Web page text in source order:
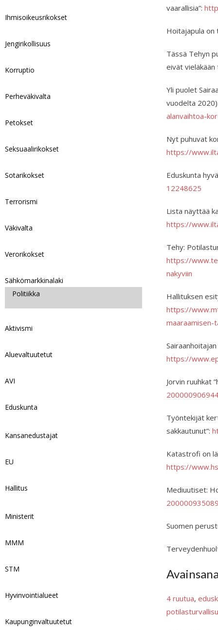
vaarallisia”:
Hoitajapula
Tässä Tehyn
eivät
Yli puolet
vuodelta
alanvaihtoa-
Nyt puhuvat
https://
Eduskunta
12248625
Lista näyttää
https://
Tehy:
https://
nakyviin
Hallituksen
https://
https://
Jorvin ruuhkat
Työntekijät
sakkautunut”:
Katastrofi on
https://
Mediuutiset:
Suomen
4 ruutua,
Ihmisoikeusrikokset
Jengirikollisuus
Korruptio
Perheväkivalta
Petokset
Seksuaalirikokset
Sotarikokset
Terrorismi
Väkivalta
Verorikokset
Sähkömarkkinalaki
Politiikka
Aktivismi
Aluevaltuutetut
AVI
Eduskunta
Kansanedustajat
EU
Hallitus
Ministerit
MMM
STM
Hyvinvointialueet
Kaupunginvaltuutetut